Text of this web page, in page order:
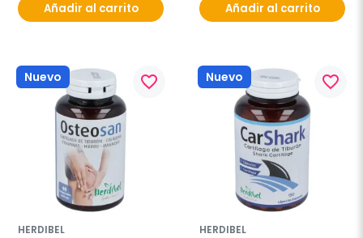
Añadir al carrito Añadir al carrito
Nuevo favorite_border
HERDIBEL
Nuevo favorite_border
HERDIBEL